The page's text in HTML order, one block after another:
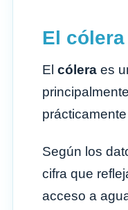
El
El cólera es
Según los
cifra que
acceso a